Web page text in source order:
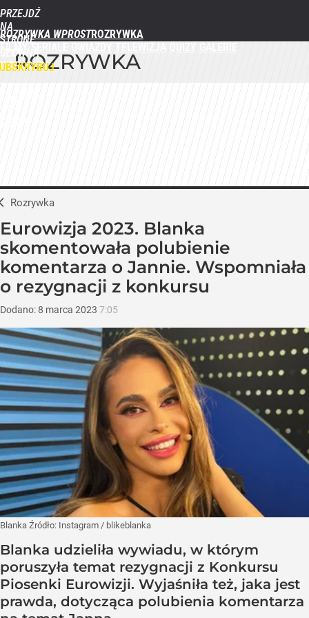
PRZEJDŹ
NA
STRONĘ
GŁÓWNĄ
WPROST.PL
ROZRYWKA WPROST
ROZRYWKA
Rozrywka
Eurowizja 2023. Blanka
skomentowała polubienie
komentarza o Jannie. Wspomniała
o rezygnacji z konkursu
Dodano:8 marca 2023 7:05
Blanka Źródło: Instagram / blikeblanka
Blanka udzieliła wywiadu, w którym
poruszyła temat rezygnacji z Konkursu
Piosenki Eurowizji. Wyjaśniła też, jaka jest
prawda, dotycząca polubienia komentarza